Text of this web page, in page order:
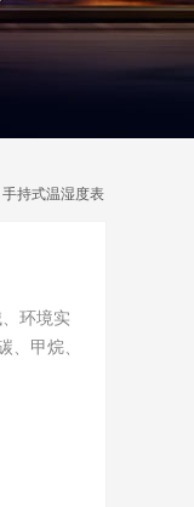
手持式温湿度表
环境实
、甲烷、